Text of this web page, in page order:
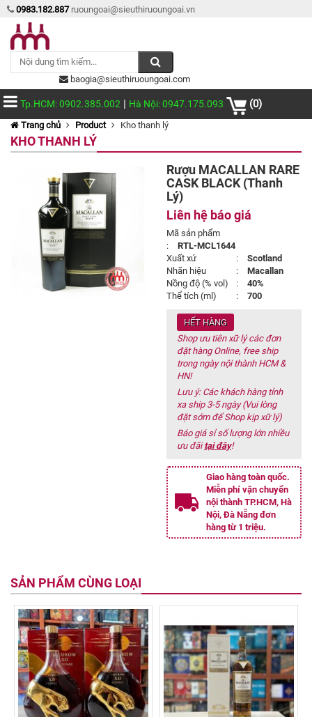
0983.182.887 ruoungoai@sieuthiruoungoai.vn
baogia@sieuthiruoungoai.com
Tp.HCM: 0902.385.002 | Hà Nội: 0947.175.093 (0)
Trang chủ Product Kho thanh lý
KHO THANH LÝ
Rượu MACALLAN RARE
CASK BLACK (Thanh
Lý)
Liên hệ báo giá
Mã sản phẩm
:
RTL-MCL1644
Xuất xứ
:
Scotland
Nhãn hiệu
:
Macallan
Nồng độ (% vol)
:
40%
Thể tích (ml)
: 700
HẾT HÀNG
Shop ưu tiên xữ lý các đơn
đặt hàng Online, free ship
trong ngày nội thành HCM &
HN!
Lưu ý: Các khách hàng tỉnh
xa ship 3-5 ngày (Vui lòng
đặt sớm để Shop kịp xữ lý)
Báo giá sỉ số lượng lớn nhiều
ưu đãitại đây!
Giao hàng toàn quốc.
Miễn phí vận chuyển
nội thành TP.HCM, Hà
Nội, Đà Nẵng đơn
hàng từ 1 triệu.
SẢN PHẨM CÙNG LOẠI